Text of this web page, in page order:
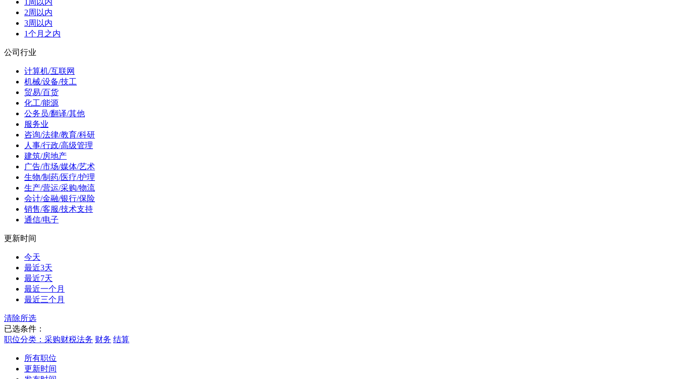
1周以内
2周以内
3周以内
1个月之内
公司行业
计算机/互联网
机械/设备/技工
贸易/百货
化工/能源
公务员/翻译/其他
服务业
咨询/法律/教育/科研
人事/行政/高级管理
建筑/房地产
广告/市场/媒体/艺术
生物/制药/医疗/护理
生产/营运/采购/物流
会计/金融/银行/保险
销售/客服/技术支持
通信/电子
更新时间
今天
最近3天
最近7天
最近一个月
最近三个月
清除所选
已选条件：
职位分类：采购财税法务 财务 结算
所有职位
更新时间